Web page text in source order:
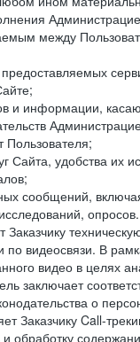
между
и информации,
Сайта, удобства их
сообщений,
опросов.
видеосвязи. В
видео в целях
заключает
о
Заказчику Call-
обработку